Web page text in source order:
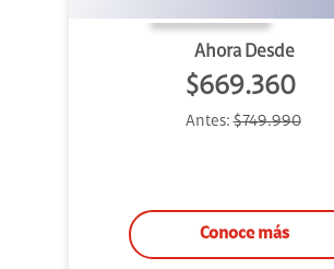
Ahora Desde
$669.360
Antes:$749.990
Conoce más